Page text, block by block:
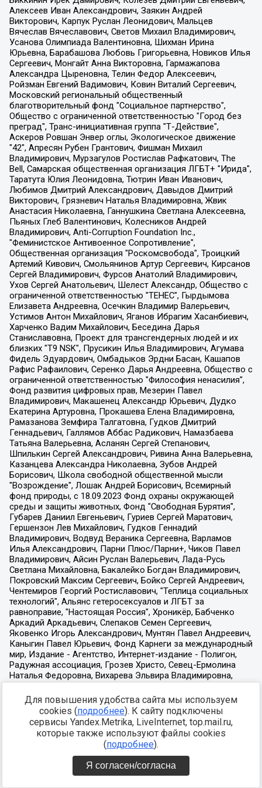
Для повышения удобства сайта мы используем
cookies (подробнее). К сайту подключены
сервисы Yandex.Metrika, LiveInternet, top.mail.ru,
которые также используют файлы cookies
(подробнее).
Я согласен/согласна